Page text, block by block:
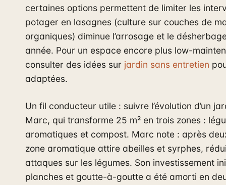
certaines options permettent de limiter les
potager en lasagnes (culture sur couches de
organiques) diminue l’arrosage et le
année. Pour un espace encore plus low-
consulter des idées sur jardin sans entretien
adaptées.
Un fil conducteur utile : suivre l’évolution d’un
Marc, qui transforme 25 m² en trois zones :
aromatiques et compost. Marc note : après
zone aromatique attire abeilles et syrphes,
attaques sur les légumes. Son investissement
planches et goutte-à-goutte a été amorti en